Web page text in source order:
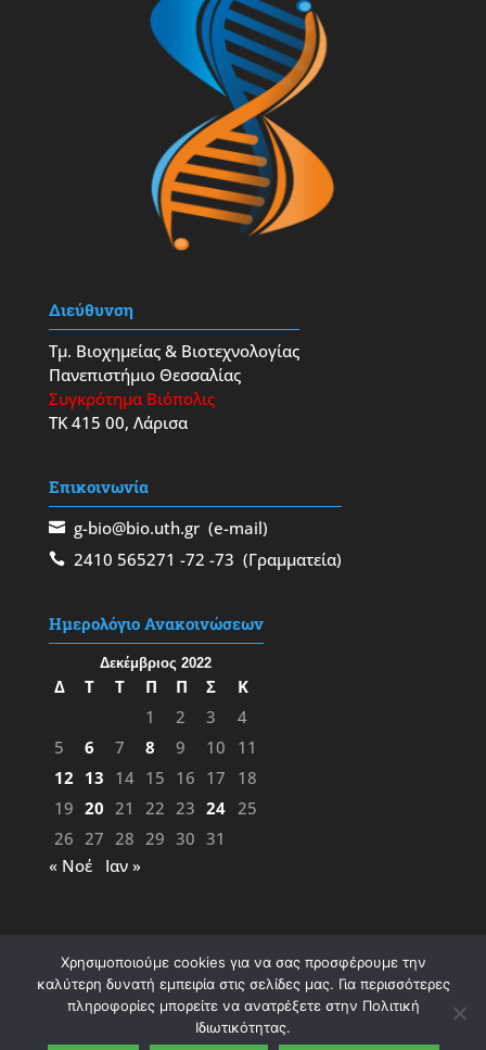
Διεύθυνση
Τμ. Βιοχημείας & Βιοτεχνολογίας
Πανεπιστήμιο Θεσσαλίας
Συγκρότημα Βιόπολις
ΤΚ 415 00, Λάρισα
Επικοινωνία
g-bio@bio.uth.gr(e-mail)
2410 565271 -72 -73 (Γραμματεία)
Ημερολόγιο Ανακοινώσεων
Δεκέμβριος 2022
Δ Τ Τ Π Π Σ
Κ
1
2 3
4
5
6 7 8 9 10
11
12 13 14 15 16 17
18
19 20 21 22 23 24 25
26 27 28 29 30 31
« Νοέ
Ιαν »
Σχεδίαση & Υλοποίηση:ΦΚ
Χρησιμοποιούμε cookies για να σας προσφέρουμε την
καλύτερη δυνατή εμπειρία στις σελίδες μας. Για περισσότερες
πληροφορίες μπορείτε να ανατρέξετε στην Πολιτική
Ιδιωτικότητας.